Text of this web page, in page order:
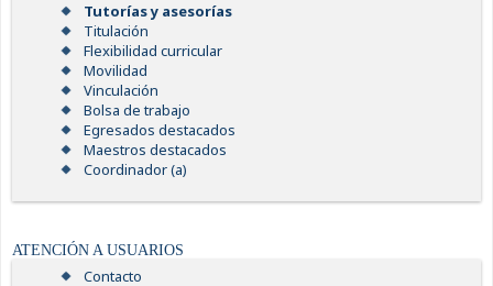
Tutorías y asesorías
Titulación
Flexibilidad curricular
Movilidad
Vinculación
Bolsa de trabajo
Egresados destacados
Maestros destacados
Coordinador (a)
ATENCIÓN A USUARIOS
Contacto